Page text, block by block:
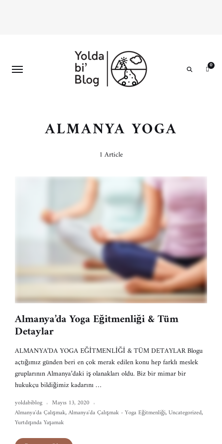
0
ALMANYA YOGA
1 Article
Almanya’da Yoga Eğitmenliği & Tüm
Detaylar
ALMANYA’DA YOGA EĞİTMENLİĞİ & TÜM DETAYLAR Blogu
açtığımız günden beri en çok merak edilen konu hep farklı meslek
gruplarının Almanya’daki iş olanakları oldu. Biz bir mimar bir
hukukçu bildiğimiz kadarını …
yoldabiblog
Mayıs 13, 2020
Almanya'da Çalışmak,Almanya'da Çalışmak - Yoga Eğitmenliği,Uncategorized,
Yurtdışında Yaşamak